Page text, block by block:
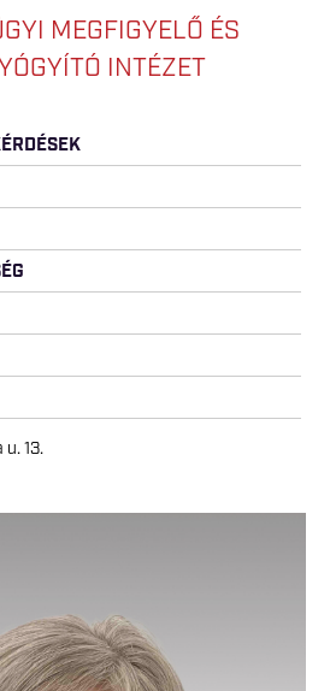
MEGFIGYELŐ ÉS
INTÉZET
13.